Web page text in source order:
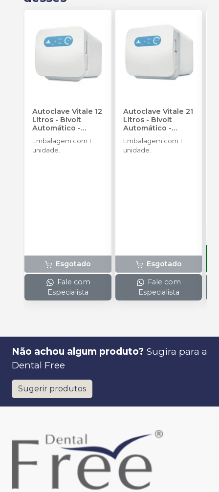
Autoclave Vitale 12
Litros - Bivolt
Automático -
CRISTÓFOLI
Embalagem com 1
unidade.
Esgotado
Fale com
Especialista
Autoclave Vitale 21
Litros - Bivolt
Automático -
CRISTÓFOLI
Embalagem com 1
unidade.
Esgotado
Fale com
Especialista
Não achou algum produto? Sugira para a
Dental Free
Sugerir produtos